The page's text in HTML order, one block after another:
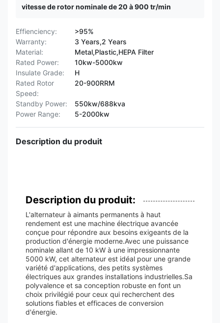
vitesse de rotor nominale de 20 à 900 tr/min
Effienciency:
>95%
Warranty:
3 Years,2 Years
Material:
Metal,Plastic,HEPA Filter
Rated Power:
10kw-5000kw
Insulate Grade:
H
Rated Rotor
Speed:
20-900RRM
Standby Power:
550kw/688kva
Power Range:
5-2000kw
Description du produit
Description du produit:
L'alternateur à aimants permanents à haut
rendement est une machine électrique avancée
conçue pour répondre aux besoins exigeants de la
production d'énergie moderne.Avec une puissance
nominale allant de 10 kW à une impressionnante
5000 kW, cet alternateur est idéal pour une grande
variété d'applications, des petits systèmes
électriques aux grandes installations industrielles.Sa
polyvalence et sa conception robuste en font un
choix privilégié pour ceux qui recherchent des
solutions fiables et efficaces de conversion
d'énergie.